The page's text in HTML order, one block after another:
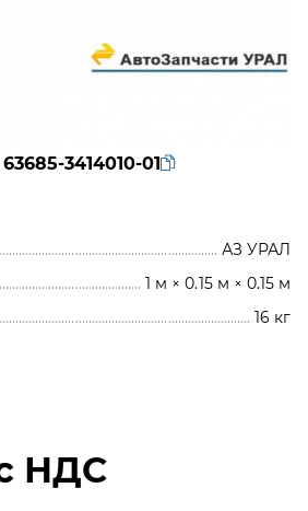
63685-3414010-01
АЗ УРАЛ
1 м × 0.15 м × 0.15 м
16 кг
НДС